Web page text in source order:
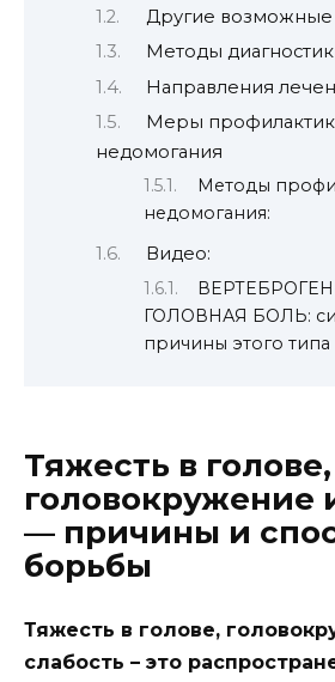
Другие
Методы
Направления
Меры
недомогания
Методы
недомогания:
Видео:
ГОЛОВНАЯ БОЛЬ:
причины этого
Тяжесть в голове,
головокружение
— причины и
борьбы
Тяжесть в голове,
слабость – это